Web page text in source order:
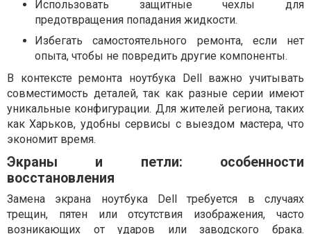
Использовать защитные чехлы для
предотвращения попадания жидкости.
Избегать самостоятельного ремонта, если нет
опыта, чтобы не повредить другие компоненты.
В контексте ремонта ноутбука Dell важно учитывать
совместимость деталей, так как разные серии имеют
уникальные конфигурации. Для жителей региона, таких
как Харьков, удобны сервисы с выездом мастера, что
экономит время.
Экраны и петли: особенности
восстановления
Замена экрана ноутбука Dell требуется в случаях
трещин, пятен или отсутствия изображения, часто
возникающих от ударов или заводского брака.